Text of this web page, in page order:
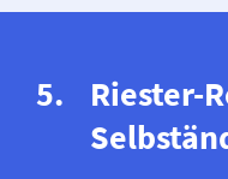
Riester-